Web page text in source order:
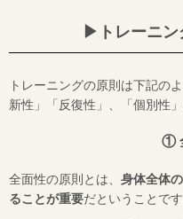
▶︎トレーニン
トレーニングの原則は下記の
新性」「反復性」、「個別性
①
全面性の原則とは、 身体全体
ることが重要だということです